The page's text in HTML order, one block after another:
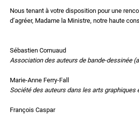
Nous tenant à votre disposition pour une
d’agréer, Madame la Ministre, notre haute
Sébastien Cornuaud
Association des auteurs de bande-dessinée
Marie-Anne Ferry-Fall
Société des auteurs dans les arts graphiques
François Caspar